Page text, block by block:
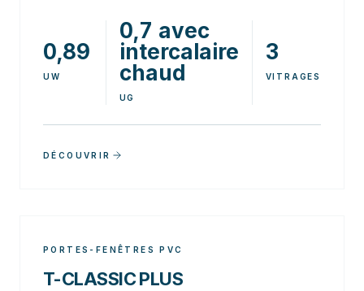
0,89
UW
0,7 avec
intercalaire
chaud
UG
3
VITRAGES
DÉCOUVRIR
PORTES-FENÊTRES PVC
T-CLASSIC PLUS